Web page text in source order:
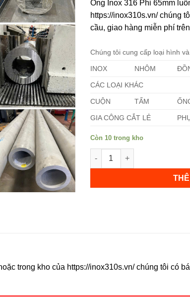
Ống Inox 316 Phi 65mm
https://inox310s.vn/ chúng
cầu, giao hàng miễn phí
Chúng tôi cung cấp loại hình
INOX NHÔM
CÁC LOẠI KHÁC
CUỘN TẤM
GIA CÔNG CẮT LẺ
Còn 10 trong kho
Ống Inox 316 Phi 65mm số
trong kho của https://inox310s.vn/ chúng tôi có
Không hiển thị lại nữa!